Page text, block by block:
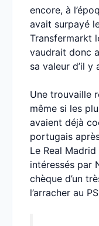
encore, à
avait surpayé
Transfermarkt
vaudrait donc
sa valeur d’il y
Une trouvaille
même si les
avaient déjà
portugais
Le Real
intéressés par
chèque d’un
l’arracher au